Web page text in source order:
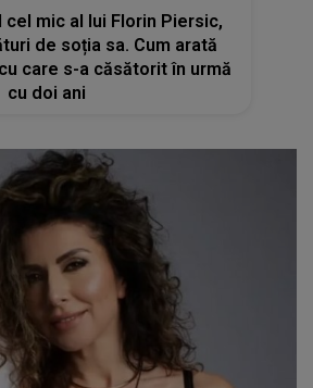
cel mic al lui Florin Piersic,
de soția sa. Cum arată
care s-a căsătorit în urmă
cu doi ani